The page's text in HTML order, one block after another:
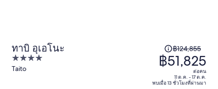
ทาบิ อุเอโนะ
4
out
Taito
ราคา
เดิม
฿124,855
฿124,855
฿51,825
ต่อคน
11 ต.ค. - 17 ต.ค.
พบเมื่อ 13 ชั่วโมงที่ผ่านมา